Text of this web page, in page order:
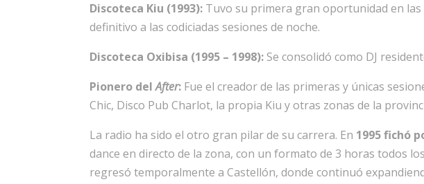
Discoteca Kiu (1993): Tuvo su primera gran oportunidad en
definitivo a las codiciadas sesiones de noche.
Discoteca Oxibisa (1995 – 1998): Se consolidó como DJ
Pionero delAfter: Fue el creador de las primeras y únicas
Chic, Disco Pub Charlot, la propia Kiu y otras zonas de la
La radio ha sido el otro gran pilar de su carrera. En 1995 fichó
dance en directo de la zona, con un formato de 3 horas todos
regresó temporalmente a Castellón, donde continuó